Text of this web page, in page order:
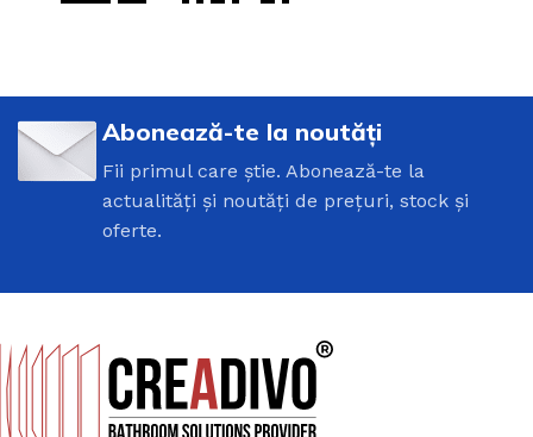
Abonează-te la noutăți
Fii primul care știe. Abonează-te la
actualități și noutăți de prețuri, stock și
oferte.